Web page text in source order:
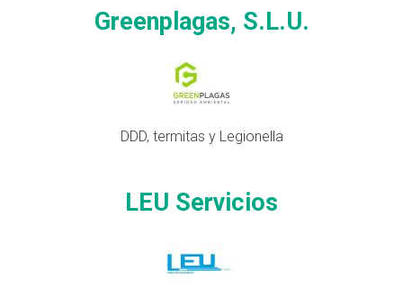
Greenplagas, S.L.U.
DDD, termitas y Legionella
LEU Servicios